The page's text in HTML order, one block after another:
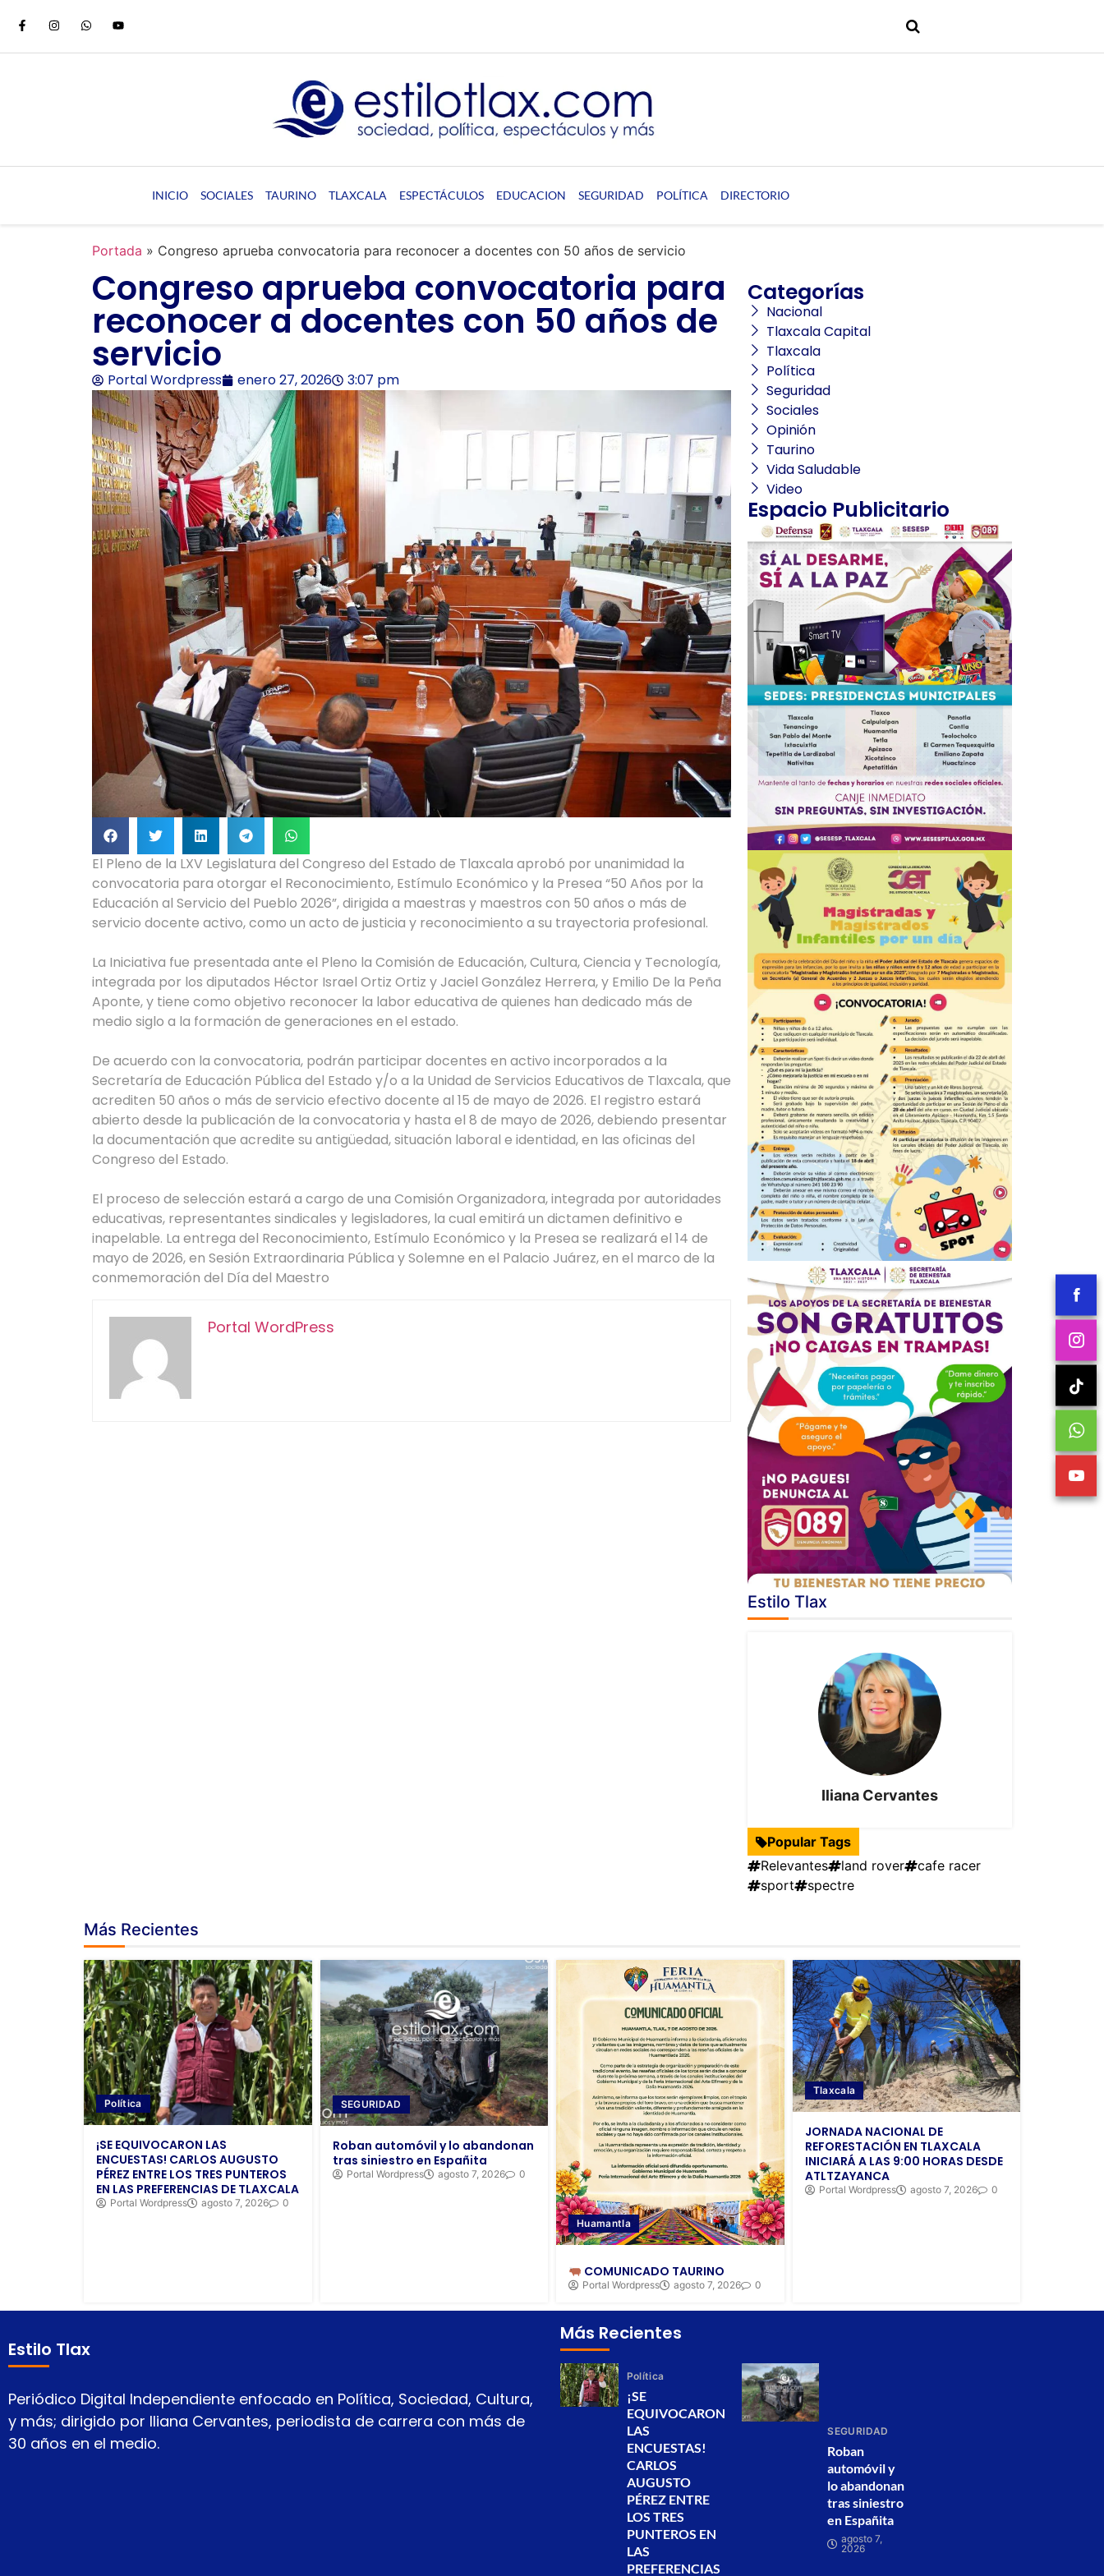
INICIO SOCIALES TAURINO TLAXCALA ESPECTÁCULOS EDUCACION SEGURIDAD POLÍTICA DIRECTORIO
Portada » Congreso aprueba convocatoria para reconocer a docentes con 50 años de servicio
Congreso aprueba convocatoria para
reconocer a docentes con 50 años de
servicio
Portal Wordpress enero 27, 2026 3:07 pm
El Pleno de la LXV Legislatura del Congreso del Estado de Tlaxcala aprobó por unanimidad la
convocatoria para otorgar el Reconocimiento, Estímulo Económico y la Presea “50 Años por la
Educación al Servicio del Pueblo 2026”, dirigida a maestras y maestros con 50 años o más de
servicio docente activo, como un acto de justicia y reconocimiento a su trayectoria profesional.
La Iniciativa fue presentada ante el Pleno la Comisión de Educación, Cultura, Ciencia y Tecnología,
integrada por los diputados Héctor Israel Ortiz Ortiz y Jaciel González Herrera, y Emilio De la Peña
Aponte, y tiene como objetivo reconocer la labor educativa de quienes han dedicado más de
medio siglo a la formación de generaciones en el estado.
De acuerdo con la convocatoria, podrán participar docentes en activo incorporados a la
Secretaría de Educación Pública del Estado y/o a la Unidad de Servicios Educativos de Tlaxcala, que
acrediten 50 años o más de servicio efectivo docente al 15 de mayo de 2026. El registro estará
abierto desde la publicación de la convocatoria y hasta el 8 de mayo de 2026, debiendo presentar
la documentación que acredite su antigüedad, situación laboral e identidad, en las oficinas del
Congreso del Estado.
El proceso de selección estará a cargo de una Comisión Organizadora, integrada por autoridades
educativas, representantes sindicales y legisladores, la cual emitirá un dictamen definitivo e
inapelable. La entrega del Reconocimiento, Estímulo Económico y la Presea se realizará el 14 de
mayo de 2026, en Sesión Extraordinaria Pública y Solemne en el Palacio Juárez, en el marco de la
conmemoración del Día del Maestro
Portal WordPress
Categorías
Nacional
Tlaxcala Capital
Tlaxcala
Política
Seguridad
Sociales
Opinión
Taurino
Vida Saludable
Video
Espacio Publicitario
Estilo Tlax
Iliana Cervantes
Popular Tags
Relevantes
land rover
cafe racer
sport
spectre
Más Recientes
Política
¡SE EQUIVOCARON LAS
ENCUESTAS! CARLOS AUGUSTO
PÉREZ ENTRE LOS TRES PUNTEROS
EN LAS PREFERENCIAS DE TLAXCALA
Portal Wordpress agosto 7, 2026 0
SEGURIDAD
Roban automóvil y lo abandonan
tras siniestro en Españita
Portal Wordpress agosto 7, 2026 0
Huamantla
COMUNICADO TAURINO
Portal Wordpress agosto 7, 2026 0
Tlaxcala
JORNADA NACIONAL DE
REFORESTACIÓN EN TLAXCALA
INICIARÁ A LAS 9:00 HORAS DESDE
ATLTZAYANCA
Portal Wordpress agosto 7, 2026 0
Estilo Tlax
Periódico Digital Independiente enfocado en Política, Sociedad, Cultura,
y más; dirigido por Iliana Cervantes, periodista de carrera con más de
30 años en el medio.
Más Recientes
Política
¡SE
EQUIVOCARON
LAS
ENCUESTAS!
CARLOS
AUGUSTO
PÉREZ ENTRE
LOS TRES
PUNTEROS EN
LAS
PREFERENCIAS
SEGURIDAD
Roban
automóvil y
lo abandonan
tras siniestro
en Españita
agosto 7,
2026